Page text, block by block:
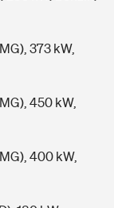
373 kW,
450 kW,
400 kW,